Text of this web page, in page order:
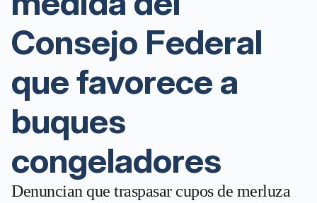
Consejo Federal
que favorece a
buques
congeladores
Denuncian que traspasar cupos de merluza